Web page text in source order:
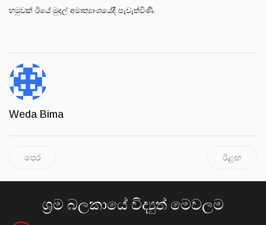
හමුවක් ඊයේ මුදල් අමාත්‍යාංශයේදී පැවැත්විණි.
Weda Bima
පෙර ඊළඟ
ශ්‍රම බලකායේ විද්‍යුත් මෙවලම